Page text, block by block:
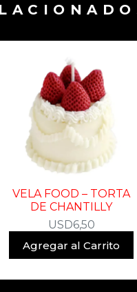
VELA FOOD – TORTA
DE CHANTILLY
USD6,50
Agregar al Carrito